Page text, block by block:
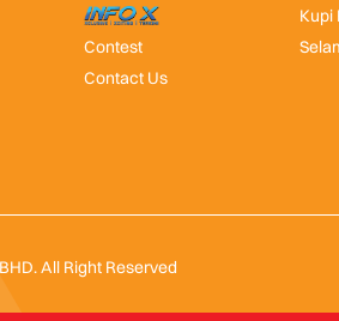
InfoX
Contest
Contact Us
Kupi
All Right Reserved